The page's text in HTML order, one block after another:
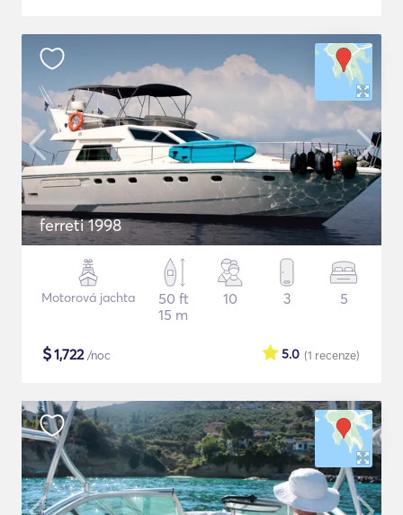
ferreti 1998
Motorová jachta
50 ft
15 m
10 3 5
$1,722/noc (1 recenze)
5.0